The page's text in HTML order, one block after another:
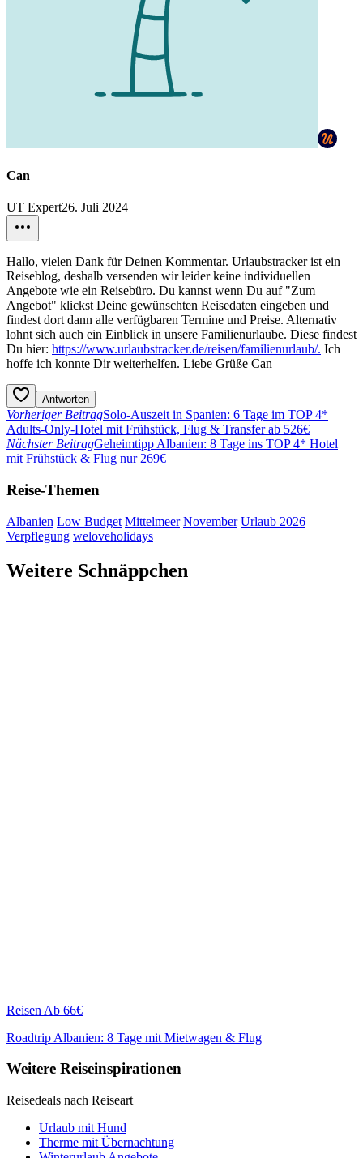
Can
UT Expert26. Juli 2024
Hallo, vielen Dank für Deinen Kommentar. Urlaubstracker ist ein
Reiseblog, deshalb versenden wir leider keine individuellen
Angebote wie ein Reisebüro. Du kannst wenn Du auf "Zum
Angebot" klickst Deine gewünschten Reisedaten eingeben und
findest dort dann alle verfügbaren Termine und Preise. Alternativ
lohnt sich auch ein Einblick in unsere Familienurlaube. Diese findest
Du hier: https://www.urlaubstracker.de/reisen/familienurlaub/. Ich
hoffe ich konnte Dir weiterhelfen. Liebe Grüße Can
Antworten
Vorheriger BeitragSolo-Auszeit in Spanien: 6 Tage im TOP 4*
Adults-Only-Hotel mit Frühstück, Flug & Transfer ab 526€
Nächster BeitragGeheimtipp Albanien: 8 Tage ins TOP 4* Hotel
mit Frühstück & Flug nur 269€
Reise-Themen
Albanien Low Budget Mittelmeer November Urlaub 2026
Verpflegung weloveholidays
Weitere Schnäppchen
Reisen Ab 66€
Roadtrip Albanien: 8 Tage mit Mietwagen & Flug
Weitere Reiseinspirationen
Reisedeals nach Reiseart
Urlaub mit Hund
Therme mit Übernachtung